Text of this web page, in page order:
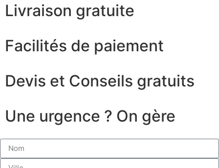
Livraison gratuite
Facilités de paiement
Devis et Conseils gratuits
Une urgence ? On gère